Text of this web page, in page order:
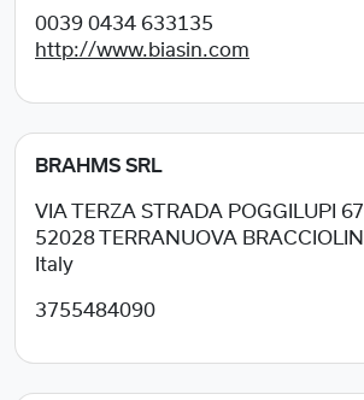
0039 0434 633135
http://www.biasin.com
BRAHMS SRL
VIA TERZA STRADA POGGILUPI 67
52028
TERRANUOVA BRACCIOLINI
Italy
3755484090